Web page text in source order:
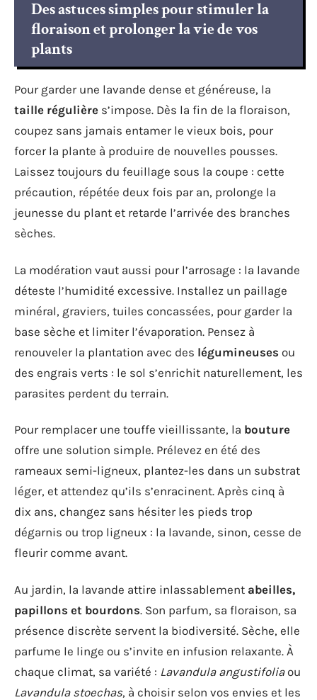
Des astuces simples pour stimuler la
floraison et prolonger la vie de vos
plants
Pour garder une lavande dense et généreuse, la
taille régulière s’impose. Dès la fin de la floraison,
coupez sans jamais entamer le vieux bois, pour
forcer la plante à produire de nouvelles pousses.
Laissez toujours du feuillage sous la coupe : cette
précaution, répétée deux fois par an, prolonge la
jeunesse du plant et retarde l’arrivée des branches
sèches.
La modération vaut aussi pour l’arrosage : la lavande
déteste l’humidité excessive. Installez un paillage
minéral, graviers, tuiles concassées, pour garder la
base sèche et limiter l’évaporation. Pensez à
renouveler la plantation avec des légumineuses ou
des engrais verts : le sol s’enrichit naturellement, les
parasites perdent du terrain.
Pour remplacer une touffe vieillissante, la bouture
offre une solution simple. Prélevez en été des
rameaux semi-ligneux, plantez-les dans un substrat
léger, et attendez qu’ils s’enracinent. Après cinq à
dix ans, changez sans hésiter les pieds trop
dégarnis ou trop ligneux : la lavande, sinon, cesse de
fleurir comme avant.
Au jardin, la lavande attire inlassablement abeilles,
papillons et bourdons. Son parfum, sa floraison, sa
présence discrète servent la biodiversité. Sèche, elle
parfume le linge ou s’invite en infusion relaxante. À
chaque climat, sa variété : Lavandula angustifoliaou
Lavandula stoechas, à choisir selon vos envies et les